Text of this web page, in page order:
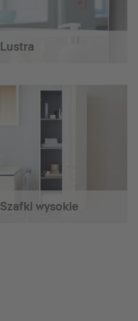
Lustra
Szafki wysokie